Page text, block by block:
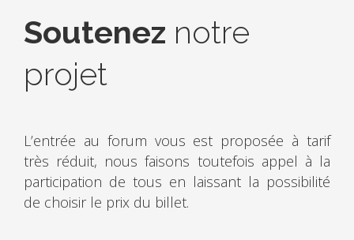
Soutenez notre
projet
L’entrée au forum vous est proposée à tarif
très réduit, nous faisons toutefois appel à la
participation de tous en laissant la possibilité
de choisir le prix du billet.